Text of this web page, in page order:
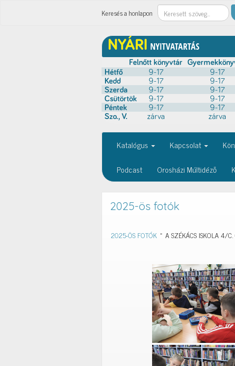
Keresés a honlapon Keresés
Katalógus Kapcsolat
Podcast
Orosházi Múltidéző
2025-ös fotók
2025-ÖS FOTÓK » A SZÉKÁCS ISKOLA 4/